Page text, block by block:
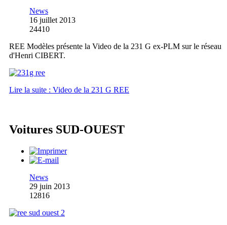
News
16 juillet 2013
24410
REE Modèles présente la Video de la 231 G ex-PLM sur le réseau
d'Henri CIBERT.
Lire la suite : Video de la 231 G REE
Voitures SUD-OUEST
News
29 juin 2013
12816